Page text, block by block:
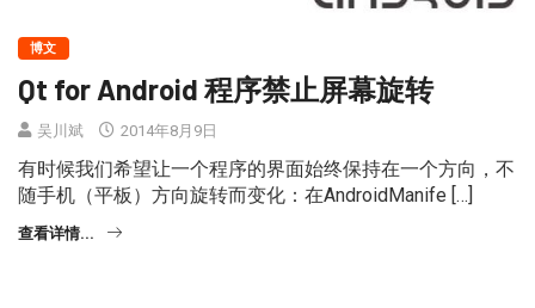
博文
Qt for Android 程序禁止屏幕旋转
吴川斌 2014年8月9日
有时候我们希望让一个程序的界面始终保持在一个方向，不
随手机（平板）方向旋转而变化：在AndroidManife […]
查看详情...